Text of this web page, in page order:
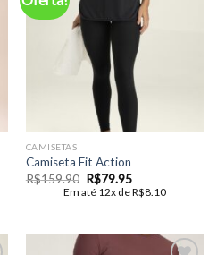
CAMISETAS
Camiseta Fit Action
R$159.90 O
preço
R$79.95O
preço
atual
Em até 12x deR$8.10